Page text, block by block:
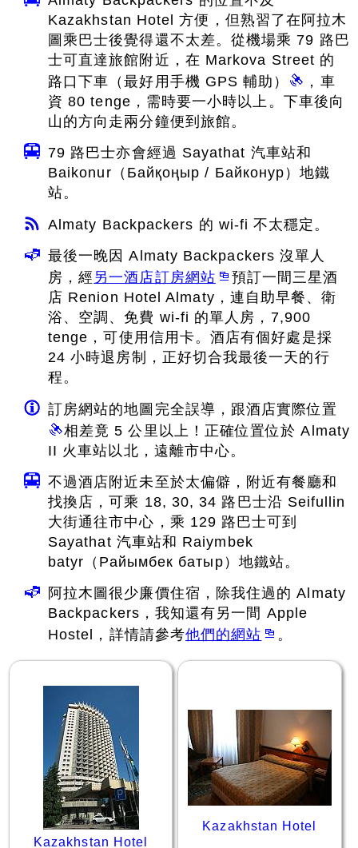
Kazakhstan Hotel 方便，但熟習了在阿拉木
圖乘巴士後覺得還不太差。從機場乘 79 路巴
士可直達旅館附近，在 Markova Street 的
路口下車（最好用手機 GPS 輔助）
，車
資 80 tenge，需時要一小時以上。下車後向
山的方向走兩分鐘便到旅館。
79 路巴士亦會經過 Sayathat 汽車站和
Baikonur（Байқоңыр / Байконур）地鐵
站。
Almaty Backpackers 的 wi-fi 不太穩定。
最後一晚因 Almaty Backpackers 沒單人
房，經 另一酒店訂房網站
預訂一間三星酒
店 Renion Hotel Almaty，連自助早餐、衛
浴、空調、免費 wi-fi 的單人房，7,900
tenge，可使用信用卡。酒店有個好處是採
24 小時退房制，正好切合我最後一天的行
程。
訂房網站的地圖完全誤導，跟酒店實際位置
相差竟 5 公里以上！正確位置位於 Almaty
II 火車站以北，遠離市中心。
不過酒店附近未至於太偏僻，附近有餐廳和
找換店，可乘 18, 30, 34 路巴士沿 Seifullin
大街通往市中心，乘 129 路巴士可到
Sayathat 汽車站和 Raiymbek
batyr（Райымбек батыр）地鐵站。
阿拉木圖很少廉價住宿，除我住過的 Almaty
Backpackers，我知還有另一間 Apple
Hostel，詳情請參考他們的網站 。
Kazakhstan Hotel
Kazakhstan Hotel